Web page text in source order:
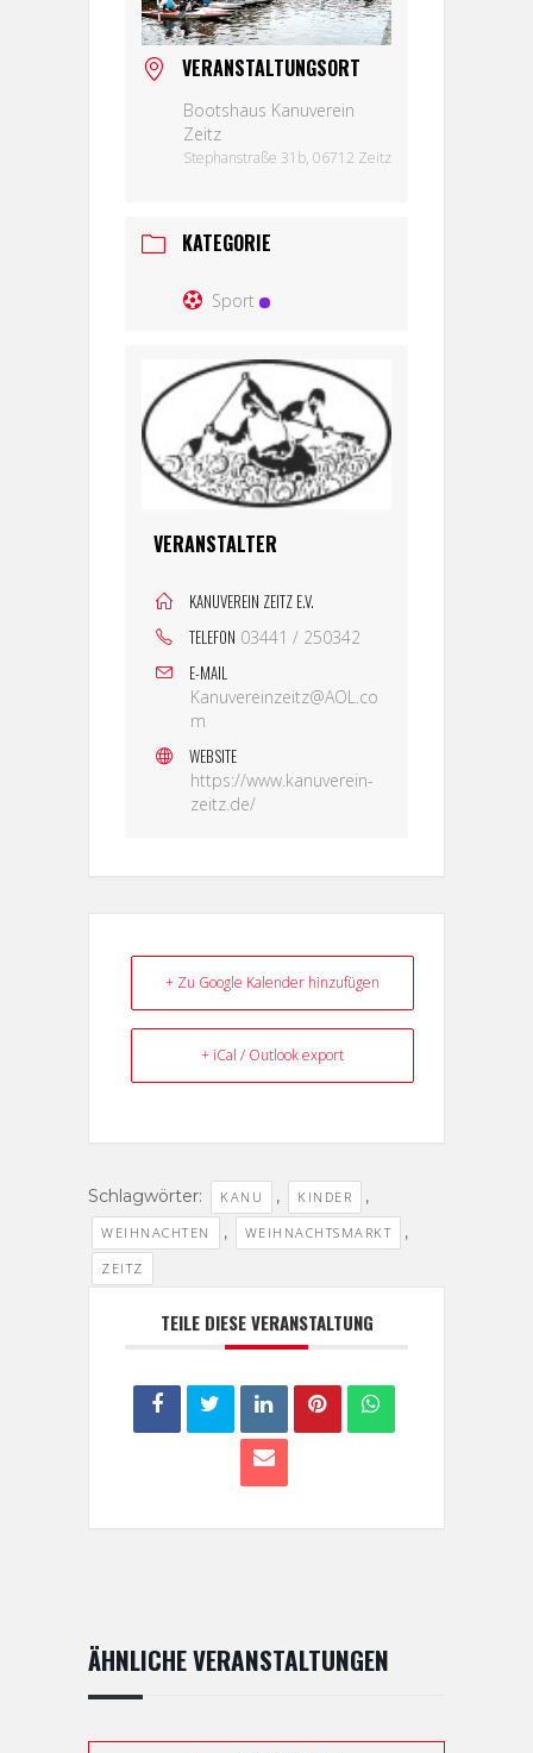
VERANSTALTUNGSORT
Bootshaus Kanuverein
Zeitz
Stephanstraße 31b, 06712 Zeitz
KATEGORIE
Sport
VERANSTALTER
KANUVEREIN ZEITZ E.V.
TELEFON 03441 / 250342
E-MAIL
Kanuvereinzeitz@AOL.co
m
WEBSITE
https://www.kanuverein-
zeitz.de/
+ Zu Google Kalender hinzufügen
+ iCal / Outlook export
Schlagwörter: KANU , KINDER ,
WEIHNACHTEN , WEIHNACHTSMARKT ,
ZEITZ
TEILE DIESE VERANSTALTUNG
ÄHNLICHE VERANSTALTUNGEN